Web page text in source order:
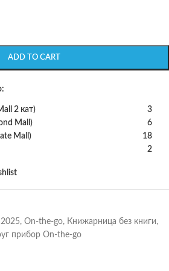
ADD TO CART
2 кат)
3
Mall)
6
Mall)
18
2
, On-the-go, Книжарница без книги,
прибор On-the-go